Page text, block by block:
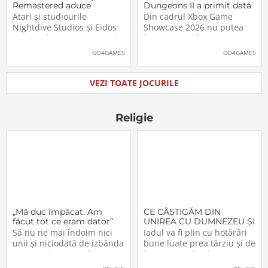
Remastered aduce
părintele genului stealth
pe platformele moderne
Atari și studiourile
Nightdive Studios și Eidos
Montreal au anunțat jocul
Thief: The Dark Project
PlayStation 5, PlayStation 4,
Xbox Series X|S, Nintendo
Switch 2, Nintendo Switch
GO4GAMES
Dungeons II a primit dată
de lansare. Când îl vom
putea juca
Din cadrul Xbox Game
Showcase 2026 nu putea
lipsi Minecraft Dungeons II,
care, pe lângă un nou
oficială de lansare. Astfel,
pasionații se vor putea
aventura în Minecraft
Video: Minecraft
GO4GAMES
VEZI TOATE JOCURILE
Religie
„Mă duc împăcat. Am
făcut tot ce eram dator”
Să nu ne mai îndoim nici
unii şi niciodată de izbânda
şi viitorul acestei sfinte
CE CÂŞTIGĂM DIN
UNIREA CU DUMNEZEU ŞI
CU FRAŢII (VI)
Iadul va fi plin cu hotărâri
bune luate prea târziu şi de
lacrimi nemângâiate
vărsate prea târziu. Lumea